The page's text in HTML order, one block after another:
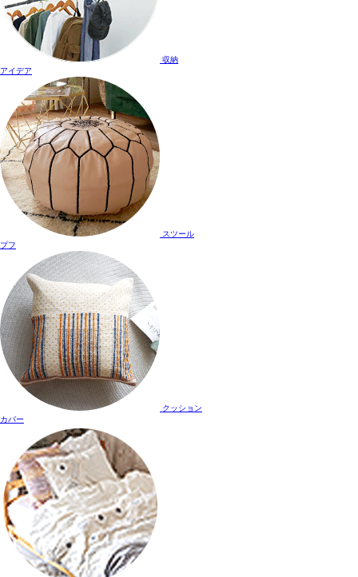
収納
アイデア
スツール
プフ
クッション
カバー